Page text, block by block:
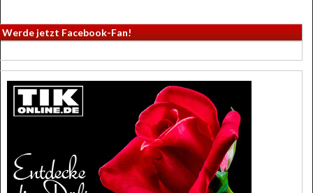
Werde jetzt Facebook-Fan!